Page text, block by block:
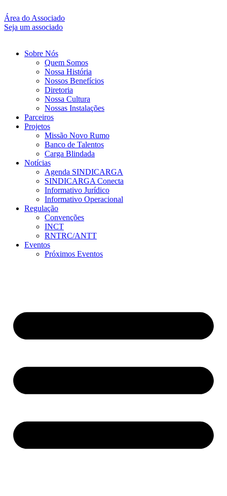
Área do Associado
Seja um associado
Sobre Nós
Quem Somos
Nossa História
Nossos Benefícios
Diretoria
Nossa Cultura
Nossas Instalações
Parceiros
Projetos
Missão Novo Rumo
Banco de Talentos
Carga Blindada
Notícias
Agenda SINDICARGA
SINDICARGA Conecta
Informativo Jurídico
Informativo Operacional
Regulação
Convenções
INCT
RNTRC/ANTT
Eventos
Próximos Eventos